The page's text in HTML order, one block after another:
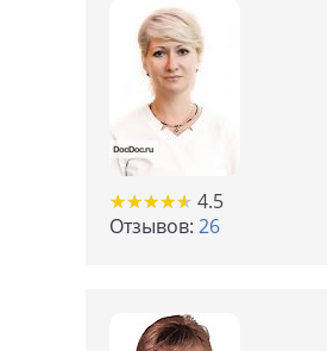
★★★★★
★★★★★ 4.5
Отзывов: 26